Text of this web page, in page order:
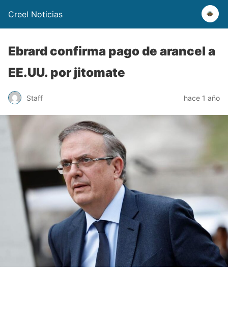
Creel Noticias
Ebrard confirma pago de arancel a
EE.UU. por jitomate
Staff hace 1 año